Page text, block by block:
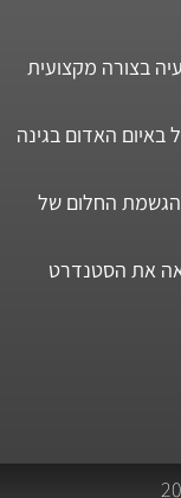
בצורה מקצועית
האדום בגינה
החלום של
את הסטנדרט